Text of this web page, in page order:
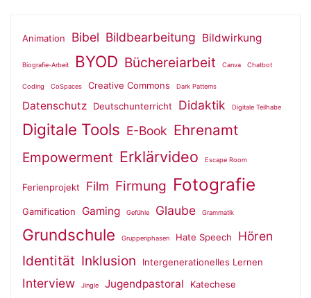
Animation Bibel Bildbearbeitung Bildwirkung
Biografie-Arbeit BYOD Büchereiarbeit Canva Chatbot
Coding CoSpaces Creative Commons Dark Patterns
Datenschutz Deutschunterricht Didaktik Digitale Teilhabe
Digitale Tools E-Book Ehrenamt
Empowerment Erklärvideo Escape Room
Ferienprojekt Film Firmung Fotografie
Gamification Gaming Gefühle Glaube Grammatik
Grundschule Gruppenphasen Hate Speech Hören
Identität Inklusion Intergenerationelles Lernen
Interview Jingle Jugendpastoral Katechese